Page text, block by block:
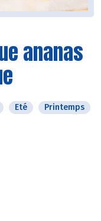
ananas
Eté Printemps